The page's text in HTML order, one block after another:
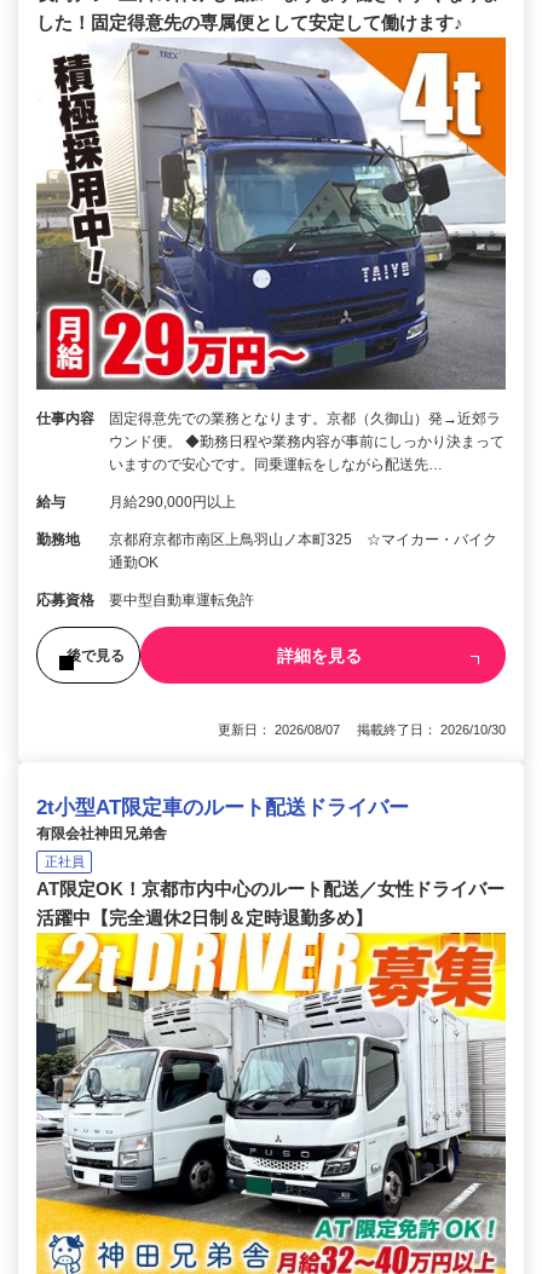
した！固定得意先の専属便として安定して働けます♪
仕事内容
固定得意先での業務となります。京都（久御山）発→近郊ラ
ウンド便。 ◆勤務日程や業務内容が事前にしっかり決まって
いますので安心です。同乗運転をしながら配送先…
給与 月給290,000円以上
勤務地
京都府京都市南区上鳥羽山ノ本町325 ☆マイカー・バイク
通勤OK
応募資格 要中型自動車運転免許
後で見る 詳細を見る
更新日： 2026/08/07 掲載終了日： 2026/10/30
2t小型AT限定車のルート配送ドライバー
有限会社神田兄弟舎
正社員
AT限定OK！京都市内中心のルート配送／女性ドライバー
活躍中【完全週休2日制＆定時退勤多め】